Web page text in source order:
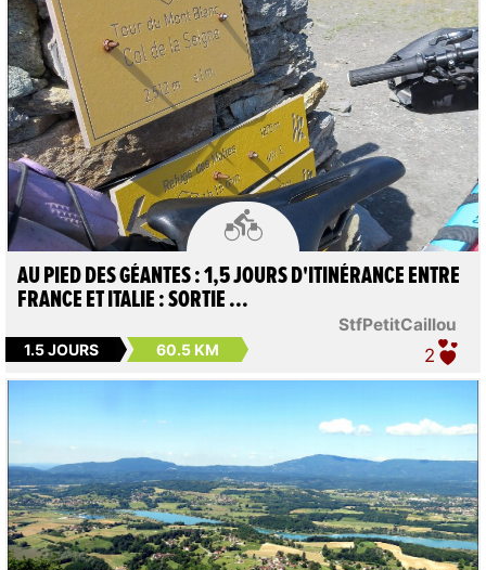

StfPetitCaillou
AU PIED DES GÉANTES : 1,5 JOURS D'ITINÉRANCE ENTRE
FRANCE ET ITALIE : SORTIE ...
1.5 JOURS 60.5 KM 2